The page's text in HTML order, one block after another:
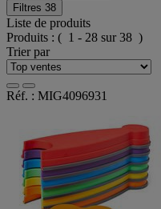
Filtres 38
Liste de produits
Produits : ( 1 - 28 sur 38 )
Trier par
Réf. : MIG4096931